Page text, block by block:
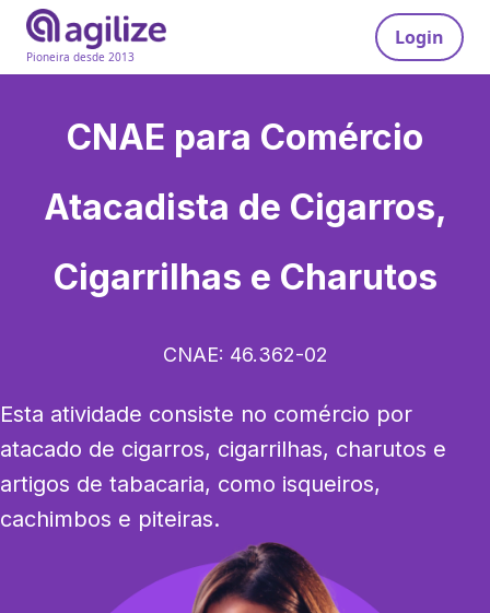
Pioneira desde 2013
Login
CNAE para Comércio
Atacadista de Cigarros,
Cigarrilhas e Charutos
CNAE: 46.362-02
Esta atividade consiste no comércio por
atacado de cigarros, cigarrilhas, charutos e
artigos de tabacaria, como isqueiros,
cachimbos e piteiras.